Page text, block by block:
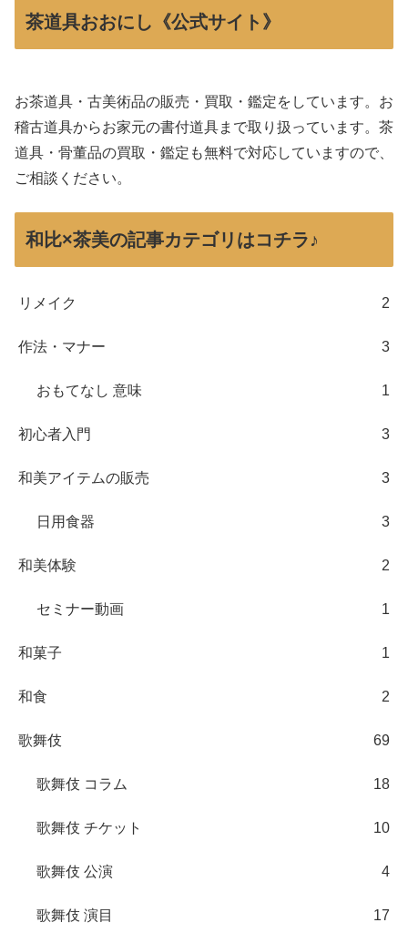
茶道具おおにし《公式サイト》
お茶道具・古美術品の販売・買取・鑑定をしています。お
稽古道具からお家元の書付道具まで取り扱っています。茶
道具・骨董品の買取・鑑定も無料で対応していますので、
ご相談ください。
和比×茶美の記事カテゴリはコチラ♪
リメイク 2
作法・マナー 3
おもてなし 意味 1
初心者入門 3
和美アイテムの販売 3
日用食器 3
和美体験 2
セミナー動画 1
和菓子 1
和食 2
歌舞伎 69
歌舞伎 コラム 18
歌舞伎 チケット 10
歌舞伎 公演 4
歌舞伎 演目 17